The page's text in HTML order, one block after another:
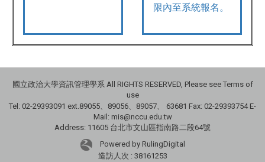
限內至系統報名。
國立政治大學資訊管理學系 All RIGHTS RESERVED, Please see Terms of
use
Tel: 02-29393091 ext.89055、89056、89057、
63681 Fax: 02-29393754 E-
Mail: mis@nccu.edu.tw
Address: 11605 台北市文山區指南路二段64號
Powered by RulingDigital
造訪人次 : 38161253